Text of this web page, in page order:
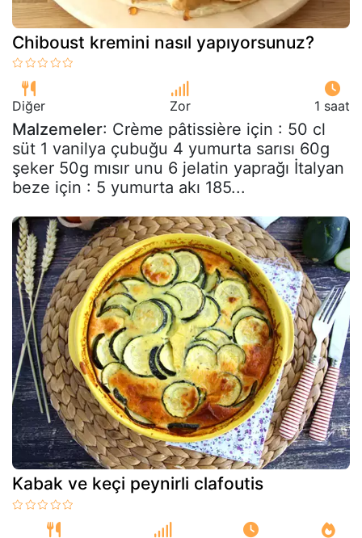
Chiboust kremini nasıl yapıyorsunuz?
Diğer Zor 1 saat
Malzemeler: Crème pâtissière için : 50 cl
süt 1 vanilya çubuğu 4 yumurta sarısı 60g
şeker 50g mısır unu 6 jelatin yaprağı İtalyan
beze için : 5 yumurta akı 185...
Kabak ve keçi peynirli clafoutis